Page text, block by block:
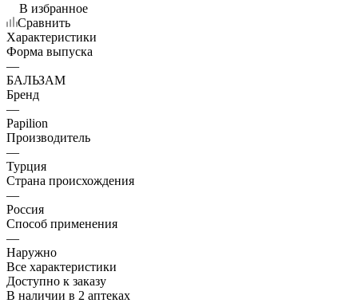
В избранное
Сравнить
Характеристики
Форма выпуска
—
БАЛЬЗАМ
Бренд
—
Papilion
Производитель
—
Турция
Страна происхождения
—
Россия
Способ применения
—
Наружно
Все характеристики
Доступно к заказу
В наличии в 2 аптеках